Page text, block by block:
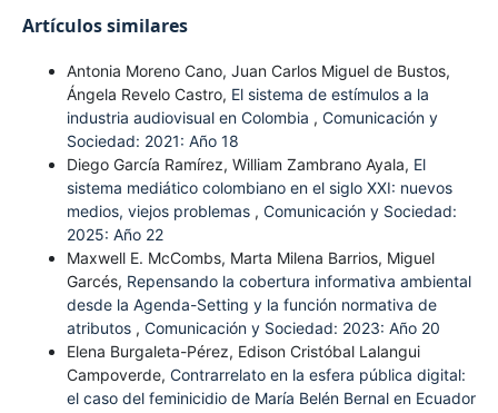
Artículos similares
Antonia Moreno Cano, Juan Carlos Miguel de Bustos,
Ángela Revelo Castro, El sistema de estímulos a la
industria audiovisual en Colombia , Comunicación y
Sociedad: 2021: Año 18
Diego García Ramírez, William Zambrano Ayala, El
sistema mediático colombiano en el siglo XXI: nuevos
medios, viejos problemas , Comunicación y Sociedad:
2025: Año 22
Maxwell E. McCombs, Marta Milena Barrios, Miguel
Garcés, Repensando la cobertura informativa ambiental
desde la Agenda-Setting y la función normativa de
atributos , Comunicación y Sociedad: 2023: Año 20
Elena Burgaleta-Pérez, Edison Cristóbal Lalangui
Campoverde, Contrarrelato en la esfera pública digital:
el caso del feminicidio de María Belén Bernal en Ecuador